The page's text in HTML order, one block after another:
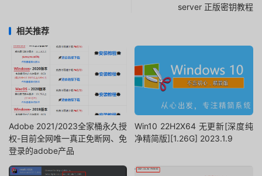
server 正版密钥教程
相关推荐
Adobe 2021/2023全家桶永久授
权-目前全网唯一真正免断网、免
登录的adobe产品
Win10 22H2X64 无更新[深度纯
净精简版][1.26G] 2023.1.9